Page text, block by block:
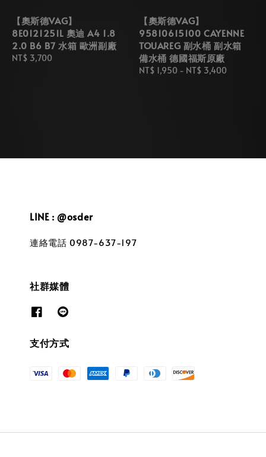
【奧斯德VAG】
8E0121251L 奧迪 A4 1.8
2.0 B6 B7 水箱 歐洲副廠
Regular
NT$ 3,700
【奧斯德VAG】
95810615100 CAYENNE
TOUAREG 副水桶 副水箱
備水桶 德國福斯原廠
Regular
NT$ 1,950 - NT$ 3,400
LINE : @osder
連絡電話 0987-637-197
社群媒體
支付方式